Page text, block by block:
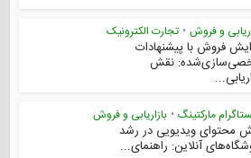
و فروش • تجارت الکترونیک
فروش با پیشنهادات
نقش
مارکتینگ • بازاریابی و فروش
محتوای ویدیویی در رشد
آنلاین: راهنمای...